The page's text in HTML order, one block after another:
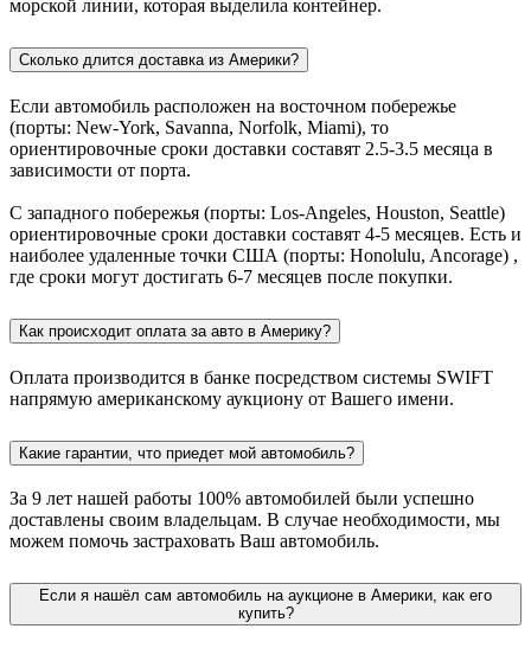
морской линии, которая выделила контейнер.
Сколько длится доставка из Америки?
Если автомобиль расположен на восточном побережье
(порты: New-York, Savanna, Norfolk, Miami), то
ориентировочные сроки доставки составят 2.5-3.5 месяца в
зависимости от порта.
С западного побережья (порты: Los-Angeles, Houston, Seattle)
ориентировочные сроки доставки составят 4-5 месяцев. Есть и
наиболее удаленные точки США (порты: Honolulu, Ancorage) ,
где сроки могут достигать 6-7 месяцев после покупки.
Как происходит оплата за авто в Америку?
Оплата производится в банке посредством системы SWIFT
напрямую американскому аукциону от Вашего имени.
Какие гарантии, что приедет мой автомобиль?
За 9 лет нашей работы 100% автомобилей были успешно
доставлены своим владельцам. В случае необходимости, мы
можем помочь застраховать Ваш автомобиль.
Если я нашёл сам автомобиль на аукционе в Америки, как его
купить?